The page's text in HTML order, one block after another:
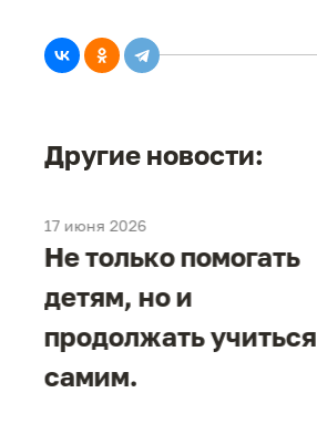
Другие новости:
17 июня 2026
Не только помогать
детям, но и
продолжать учиться
самим.